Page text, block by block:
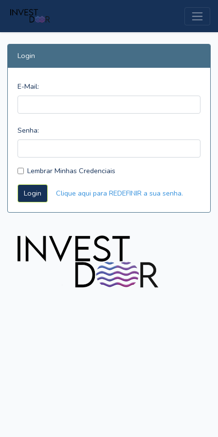
Login
E-Mail:
Senha:
Lembrar Minhas Credenciais
Login Clique aqui para REDEFINIR a sua senha.